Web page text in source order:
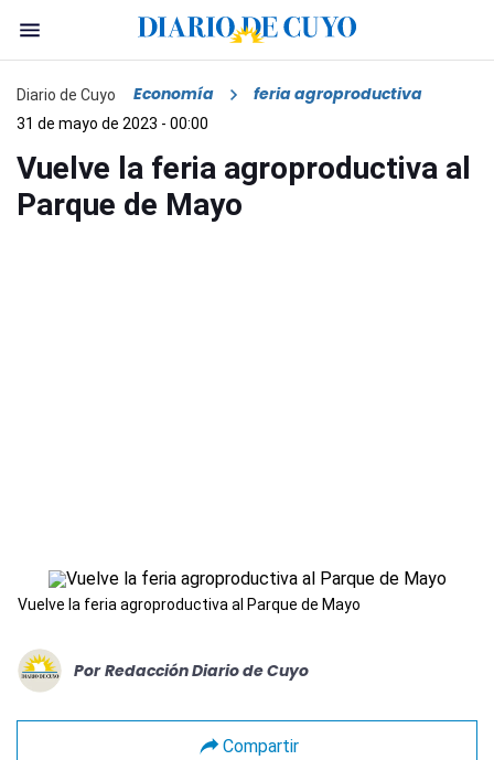
Diario de Cuyo Economía feria agroproductiva
31 de mayo de 2023 - 00:00
Vuelve la feria agroproductiva al
Parque de Mayo
Vuelve la feria agroproductiva al Parque de Mayo
Por Redacción Diario de Cuyo
Compartir